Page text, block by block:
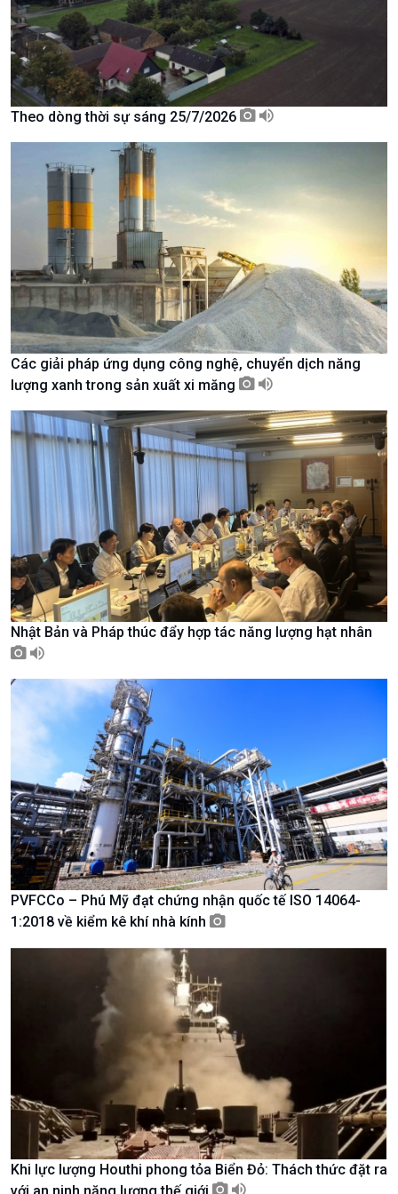
Xã hội
Tin Đời sống & Xã hội
360 độ Sức khỏe
Chuyển đổi Xanh
Tài nguyên và Môi trường
Chuyên gia của bạn
Xã hội chuyển động
Bước chân đến trường
Khoa học & Công nghệ
Tin Khoa học & Công nghệ
Kết nối công nghệ
Sống chung với biến đổi
khí hậu
Văn hoá & Du lịch
Tin Văn hoá & Du lịch
Chát với người nổi tiếng
Câu chuyện Thể thao
Multimedia
Ảnh
Video
Infographic
E-Magazine
Podcast
Góc nhìn VOV1
Theo dòng thời sự sáng 25/7/2026
Các giải pháp ứng dụng công nghệ, chuyển dịch năng
lượng xanh trong sản xuất xi măng
Nhật Bản và Pháp thúc đẩy hợp tác năng lượng hạt nhân
PVFCCo – Phú Mỹ đạt chứng nhận quốc tế ISO 14064-
1:2018 về kiểm kê khí nhà kính
Khi lực lượng Houthi phong tỏa Biển Đỏ: Thách thức đặt ra
với an ninh năng lượng thế giới